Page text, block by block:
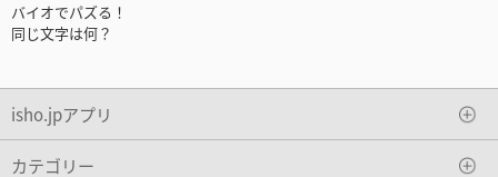
バイオでパズる！
同じ文字は何？
isho.jpアプリ
カテゴリー